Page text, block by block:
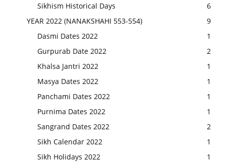
Sikhism Historical Days
6
YEAR 2022 (NANAKSHAHI 553-554)
9
Dasmi Dates 2022
1
Gurpurab Date 2022
2
Khalsa Jantri 2022
1
Masya Dates 2022
1
Panchami Dates 2022
1
Purnima Dates 2022
1
Sangrand Dates 2022
2
Sikh Calendar 2022
1
Sikh Holidays 2022
1